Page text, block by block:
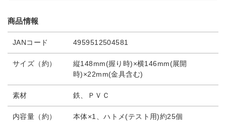
商品情報
JANコード 4959512504581
サイズ（約）
縦148mm(握り時)×横146mm(展開
時)×22mm(金具含む)
素材 鉄、ＰＶＣ
内容量（約） 本体×1、ハトメ(テスト用)約25個